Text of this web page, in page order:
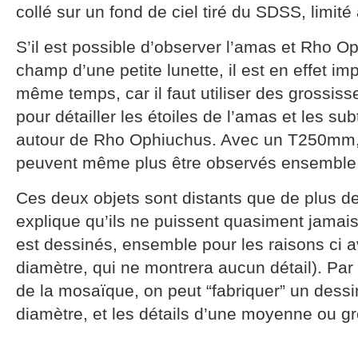
collé sur un fond de ciel tiré du SDSS, limité
S’il est possible d’observer l’amas et Rho
champ d’une petite lunette, il est en effet
même temps, car il faut utiliser des
pour détailler les étoiles de l’amas et les
autour de Rho Ophiuchus. Avec un
peuvent même plus être observés
Ces deux objets sont distants que de plus
explique qu’ils ne puissent quasiment
est dessinés, ensemble pour les raisons ci
diamètre, qui ne montrera aucun détail).
de la mosaïque, on peut “fabriquer” un
diamètre, et les détails d’une moyenne ou